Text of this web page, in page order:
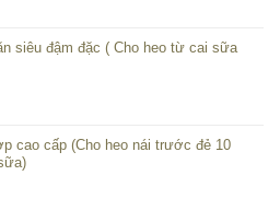
siêu đậm đặc ( Cho heo từ cai sữa
cao cấp (Cho heo nái trước đẻ 10